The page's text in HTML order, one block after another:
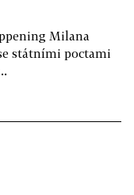
Milana
státními poctami